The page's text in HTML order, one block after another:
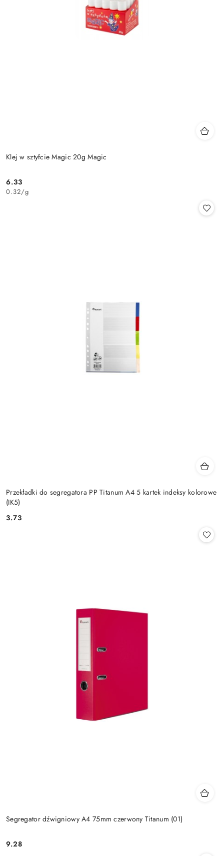
Klej w sztyfcie Magic 20g Magic
Cena:
6.33
0.32/g
Przekładki do segregatora PP Titanum A4 5 kartek indeksy kolorowe
(IK5)
Cena:
3.73
Segregator dźwigniowy A4 75mm czerwony Titanum (01)
Cena:
9.28